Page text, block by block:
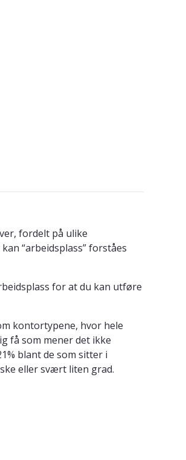
fordelt på ulike
“arbeidsplass” forståes
for at du kan utføre
kontortypene, hvor hele
få som mener det ikke
blant de som sitter i
eller svært liten grad.